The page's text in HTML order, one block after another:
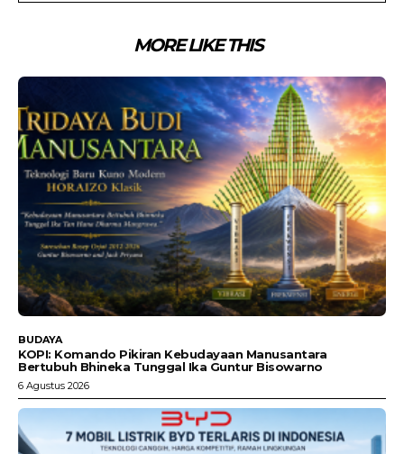
MORE LIKE THIS
BUDAYA
KOPI: Komando Pikiran Kebudayaan Manusantara
Bertubuh Bhineka Tunggal Ika Guntur Bisowarno
6 Agustus 2026